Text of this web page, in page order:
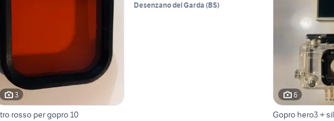
3
rosso per gopro 10
Desenzano del Garda (BS)
6
Gopro hero3 +